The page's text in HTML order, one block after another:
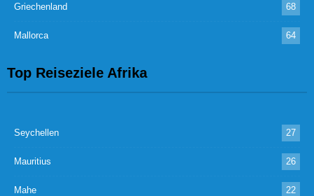
Griechenland 68
Mallorca 64
Top Reiseziele Afrika
Seychellen 27
Mauritius 26
Mahe 22